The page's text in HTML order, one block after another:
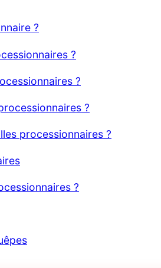
?
?
?
?
processionnaires ?
?